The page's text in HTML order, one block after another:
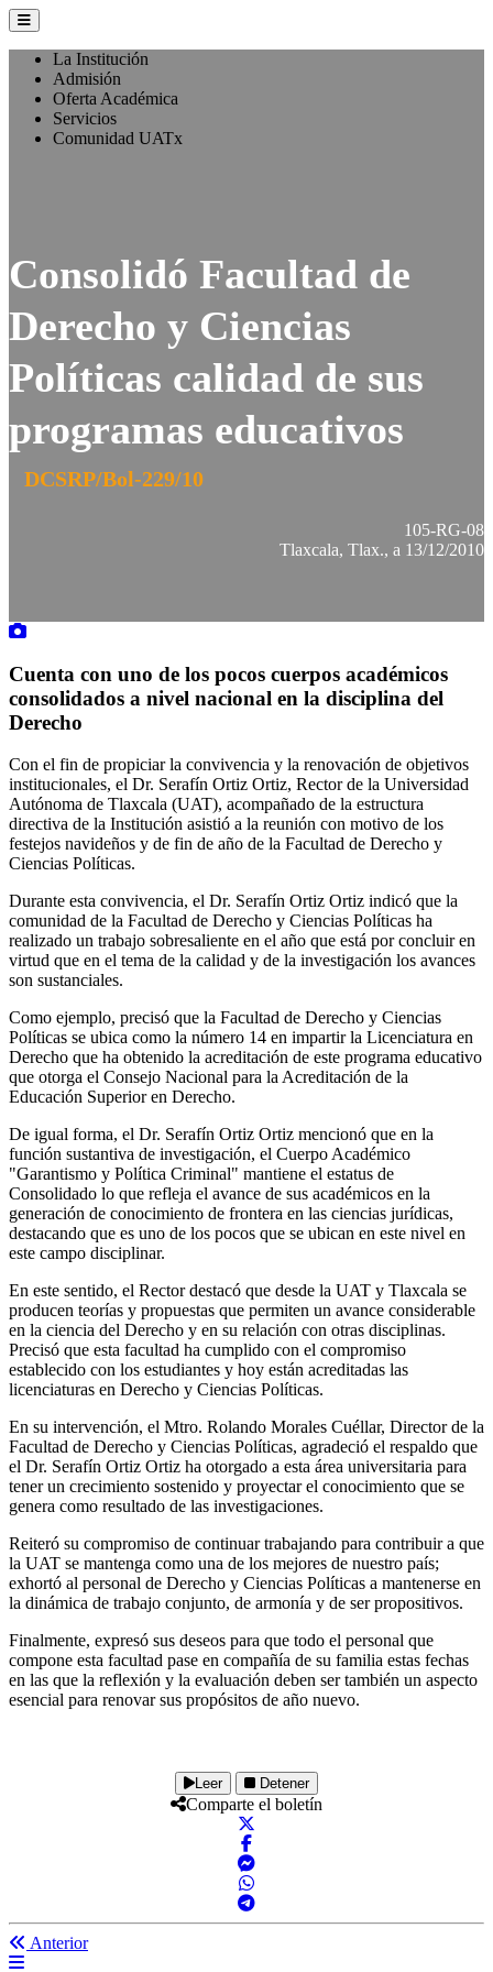
La Institución
Admisión
Oferta Académica
Servicios
Comunidad UATx
Consolidó Facultad de
Derecho y Ciencias
Políticas calidad de sus
programas educativos
DCSRP/Bol-229/10
105-RG-08
Tlaxcala, Tlax., a 13/12/2010
Cuenta con uno de los pocos cuerpos académicos
consolidados a nivel nacional en la disciplina del
Derecho
Con el fin de propiciar la convivencia y la renovación de objetivos
institucionales, el Dr. Serafín Ortiz Ortiz, Rector de la Universidad
Autónoma de Tlaxcala (UAT), acompañado de la estructura
directiva de la Institución asistió a la reunión con motivo de los
festejos navideños y de fin de año de la Facultad de Derecho y
Ciencias Políticas.
Durante esta convivencia, el Dr. Serafín Ortiz Ortiz indicó que la
comunidad de la Facultad de Derecho y Ciencias Políticas ha
realizado un trabajo sobresaliente en el año que está por concluir en
virtud que en el tema de la calidad y de la investigación los avances
son sustanciales.
Como ejemplo, precisó que la Facultad de Derecho y Ciencias
Políticas se ubica como la número 14 en impartir la Licenciatura en
Derecho que ha obtenido la acreditación de este programa educativo
que otorga el Consejo Nacional para la Acreditación de la
Educación Superior en Derecho.
De igual forma, el Dr. Serafín Ortiz Ortiz mencionó que en la
función sustantiva de investigación, el Cuerpo Académico
"Garantismo y Política Criminal" mantiene el estatus de
Consolidado lo que refleja el avance de sus académicos en la
generación de conocimiento de frontera en las ciencias jurídicas,
destacando que es uno de los pocos que se ubican en este nivel en
este campo disciplinar.
En este sentido, el Rector destacó que desde la UAT y Tlaxcala se
producen teorías y propuestas que permiten un avance considerable
en la ciencia del Derecho y en su relación con otras disciplinas.
Precisó que esta facultad ha cumplido con el compromiso
establecido con los estudiantes y hoy están acreditadas las
licenciaturas en Derecho y Ciencias Políticas.
En su intervención, el Mtro. Rolando Morales Cuéllar, Director de la
Facultad de Derecho y Ciencias Políticas, agradeció el respaldo que
el Dr. Serafín Ortiz Ortiz ha otorgado a esta área universitaria para
tener un crecimiento sostenido y proyectar el conocimiento que se
genera como resultado de las investigaciones.
Reiteró su compromiso de continuar trabajando para contribuir a que
la UAT se mantenga como una de los mejores de nuestro país;
exhortó al personal de Derecho y Ciencias Políticas a mantenerse en
la dinámica de trabajo conjunto, de armonía y de ser propositivos.
Finalmente, expresó sus deseos para que todo el personal que
compone esta facultad pase en compañía de su familia estas fechas
en las que la reflexión y la evaluación deben ser también un aspecto
esencial para renovar sus propósitos de año nuevo.
Leer Detener
Comparte el boletín
Anterior